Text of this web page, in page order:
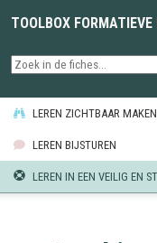
TOOLBOX FORMATIEVE
LEREN ZICHTBAAR MAKEN
LEREN BIJSTUREN
LEREN IN EEN VEILIG EN